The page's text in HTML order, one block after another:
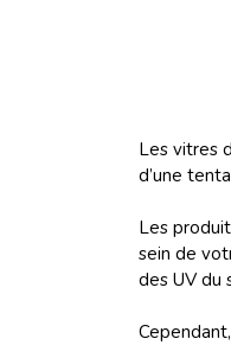
Les vitres
d’une
Les
sein de
des UV du